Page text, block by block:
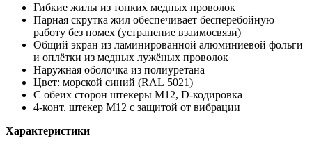
Гибкие жилы из тонких медных проволок
Парная скрутка жил обеспечивает бесперебойную
работу без помех (устранение взаимосвязи)
Общий экран из ламинированной алюминиевой фольги
и оплётки из медных лужёных проволок
Наружная оболочка из полиуретана
Цвет: морской синий (RAL 5021)
С обеих сторон штекеры М12, D-кодировка
4-конт. штекер М12 с защитой от вибрации
Характеристики